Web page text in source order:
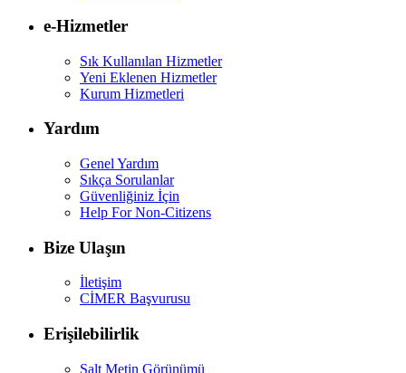
e-Hizmetler
Sık Kullanılan Hizmetler
Yeni Eklenen Hizmetler
Kurum Hizmetleri
Yardım
Genel Yardım
Sıkça Sorulanlar
Güvenliğiniz İçin
Help For Non-Citizens
Bize Ulaşın
İletişim
CİMER Başvurusu
Erişilebilirlik
Salt Metin Görünümü